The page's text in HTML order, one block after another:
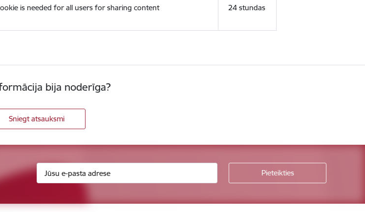
is needed for all users for sharing content 24 stundas
bija noderīga?
Sniegt atsauksmi